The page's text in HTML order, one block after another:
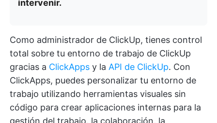
intervenir.
Como administrador de ClickUp, tienes control
total sobre tu entorno de trabajo de ClickUp
gracias a ClickApps y la API de ClickUp. Con
ClickApps, puedes personalizar tu entorno de
trabajo utilizando herramientas visuales sin
código para crear aplicaciones internas para la
gestión del trabajo, la colaboración, la